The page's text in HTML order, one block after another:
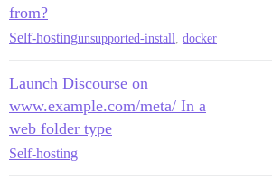
from?
Self-hostingunsupported-install docker
Launch Discourse on
www.example.com/meta/ In a
web folder type
Self-hosting